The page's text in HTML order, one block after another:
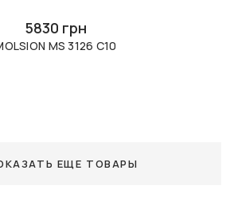
5830 грн
MS 3126 C10
ЕЩЕ ТОВАРЫ